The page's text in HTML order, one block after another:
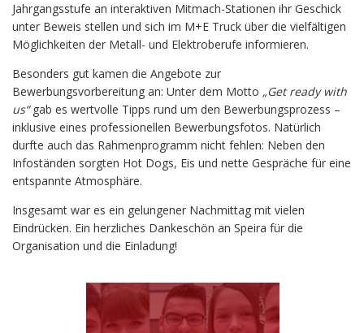
Jahrgangsstufe an interaktiven Mitmach-Stationen ihr Geschick
unter Beweis stellen und sich im M+E Truck über die vielfältigen
Möglichkeiten der Metall- und Elektroberufe informieren.
Besonders gut kamen die Angebote zur
Bewerbungsvorbereitung an: Unter dem Motto „Get ready with
us“gab es wertvolle Tipps rund um den Bewerbungsprozess –
inklusive eines professionellen Bewerbungsfotos. Natürlich
durfte auch das Rahmenprogramm nicht fehlen: Neben den
Infoständen sorgten Hot Dogs, Eis und nette Gespräche für eine
entspannte Atmosphäre.
Insgesamt war es ein gelungener Nachmittag mit vielen
Eindrücken. Ein herzliches Dankeschön an Speira für die
Organisation und die Einladung!